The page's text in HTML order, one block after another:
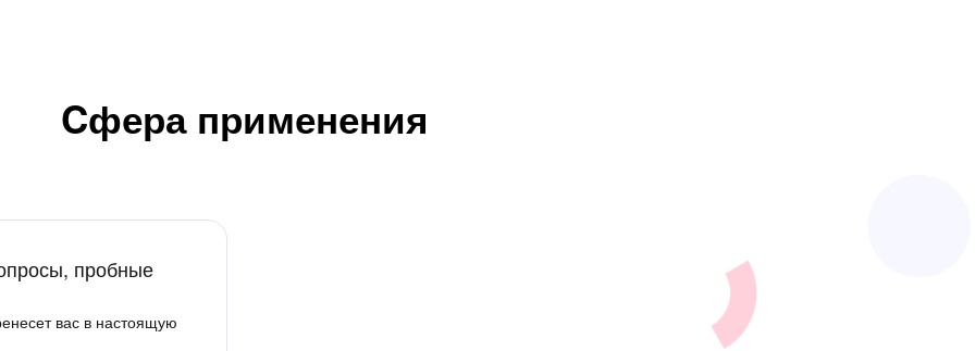
Cфера применения
пробные
вас в настоящую